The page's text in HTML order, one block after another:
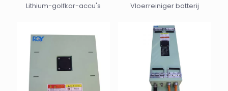
Lithium-golfkar-accu's Vloerreiniger batterij